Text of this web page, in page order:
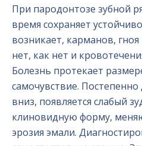
При пародонтозе зубной
время сохраняет
возникает, карманов,
нет, как нет и
Болезнь протекает
самочувствие. Постепенно
вниз, появляется слабый
клиновидную форму,
эрозия эмали.